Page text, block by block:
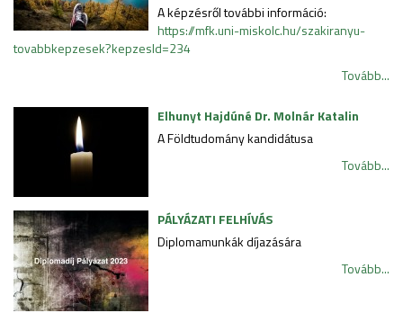
A képzésről további információ:
https://mfk.uni-miskolc.hu/szakiranyu-
tovabbkepzesek?kepzesId=234
Tovább...
Elhunyt Hajdúné Dr. Molnár Katalin
A Földtudomány kandidátusa
Tovább...
PÁLYÁZATI FELHÍVÁS
Diplomamunkák díjazására
Tovább...